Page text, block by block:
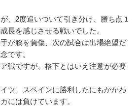
、2度追いついて引き分け、勝ち点１
長を感じさせる戦いでした。
が膝を負傷、次の試合は出場絶望だ
です。
戦ですが、格下とはいえ注意が必要
ツ、スペインに勝利したにもかかわ
には負けています。